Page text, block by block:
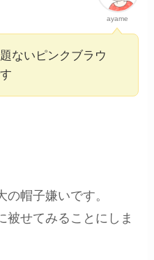
ayame
ないピンクブラウ
帽子嫌いです。
被せてみることにしま